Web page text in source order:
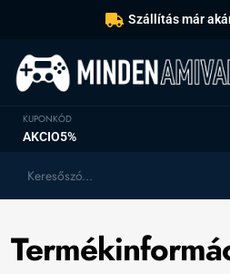
Szállítás már
KUPONKÓD
AKCIO5%